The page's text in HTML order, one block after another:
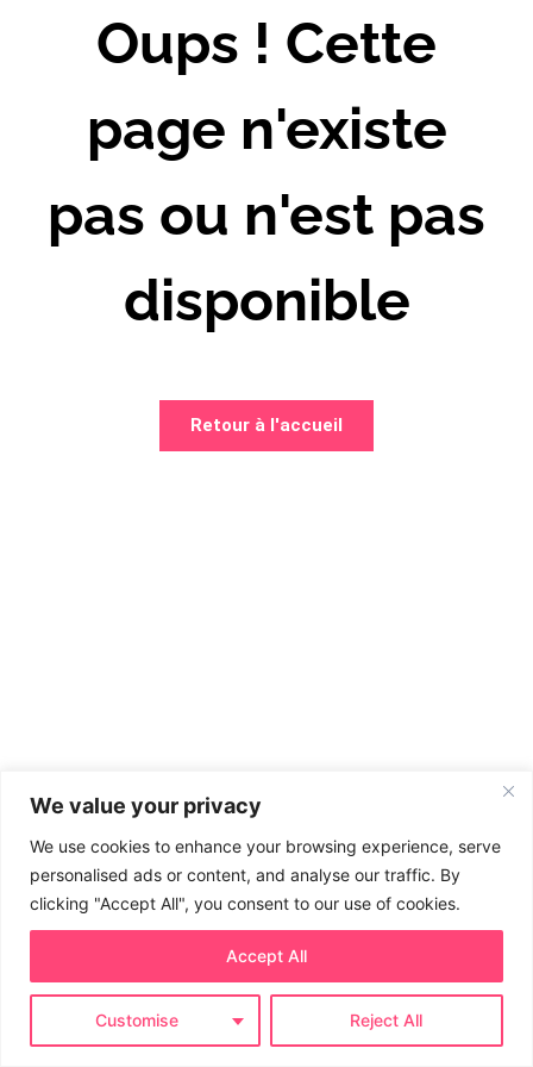
We value your privacy
We use cookies to enhance your browsing experience, serve
personalised ads or content, and analyse our traffic. By
clicking "Accept All", you consent to our use of cookies.
Customise Reject All
Accept All
Oups ! Cette
page n'existe
pas ou n'est pas
disponible
Retour à l'accueil